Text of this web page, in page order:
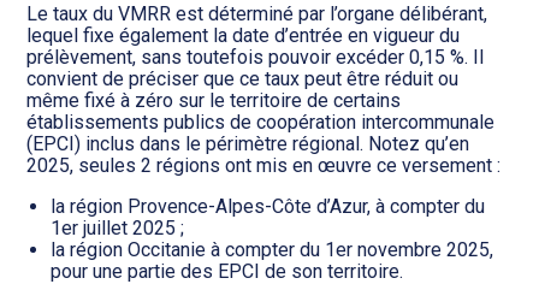
Le taux du VMRR est déterminé par l’organe délibérant,
lequel fixe également la date d’entrée en vigueur du
prélèvement, sans toutefois pouvoir excéder 0,15 %. Il
convient de préciser que ce taux peut être réduit ou
même fixé à zéro sur le territoire de certains
établissements publics de coopération intercommunale
(EPCI) inclus dans le périmètre régional. Notez qu’en
2025, seules 2 régions ont mis en œuvre ce versement :
la région Provence-Alpes-Côte d’Azur, à compter du
1er juillet 2025 ;
la région Occitanie à compter du 1er novembre 2025,
pour une partie des EPCI de son territoire.